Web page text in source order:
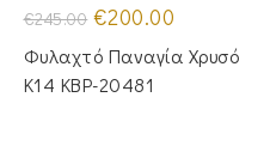
€245.00 Original
price
was:
€245.00.
€200.00
τιμή
είναι:
Φυλαχτό Παναγία Χρυσό
Κ14 KBP-20481